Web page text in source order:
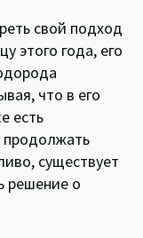
свой подход
этого года, его
что в его
есть
существует
решение о